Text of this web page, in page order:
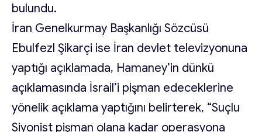
bulundu.
İran Genelkurmay Başkanlığı Sözcüsü
Ebulfezl Şikarçi ise İran devlet televizyonuna
yaptığı açıklamada, Hamaney’in dünkü
açıklamasında İsrail’i pişman edeceklerine
yönelik açıklama yaptığını belirterek, “Suçlu
Siyonist pişman olana kadar operasyona